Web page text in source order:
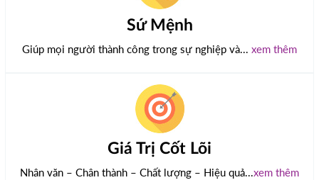
Sứ Mệnh
Giúp mọi người thành công trong sự nghiệp và... xem thêm
Giá Trị Cốt Lõi
Nhân văn – Chân thành – Chất lượng – Hiệu quả...xem thêm